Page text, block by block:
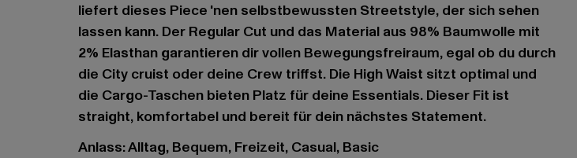
liefert dieses Piece 'nen selbstbewussten Streetstyle, der sich sehen
lassen kann. Der Regular Cut und das Material aus 98% Baumwolle mit
2% Elasthan garantieren dir vollen Bewegungsfreiraum, egal ob du durch
die City cruist oder deine Crew triffst. Die High Waist sitzt optimal und
die Cargo-Taschen bieten Platz für deine Essentials. Dieser Fit ist
straight, komfortabel und bereit für dein nächstes Statement.
Anlass: Alltag, Bequem, Freizeit, Casual, Basic